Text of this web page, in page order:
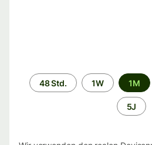
Zeitraum
48 Std. 1W 1M
5J